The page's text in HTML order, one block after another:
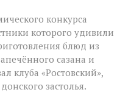
конкурса
которого удивили
блюд из
сазана и
клуба «Ростовский»,
застолья.